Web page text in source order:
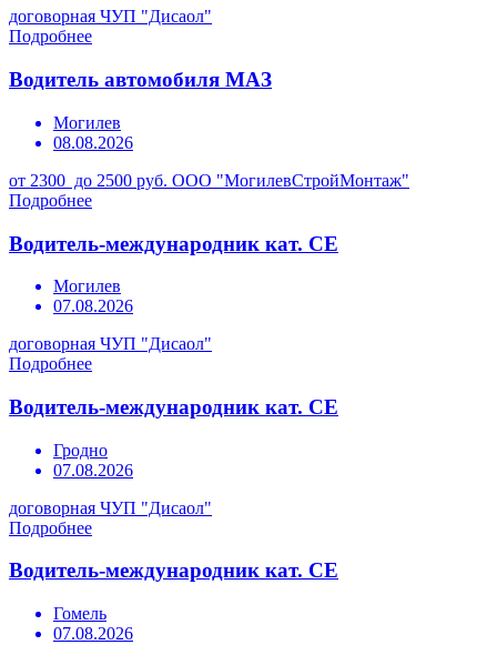
договорная ЧУП "Дисаол"
Подробнее
Водитель автомобиля МАЗ
Могилев
08.08.2026
от 2300 до 2500 руб. ООО "МогилевСтройМонтаж"
Подробнее
Водитель-международник кат. СЕ
Могилев
07.08.2026
договорная ЧУП "Дисаол"
Подробнее
Водитель-международник кат. СЕ
Гродно
07.08.2026
договорная ЧУП "Дисаол"
Подробнее
Водитель-международник кат. СЕ
Гомель
07.08.2026